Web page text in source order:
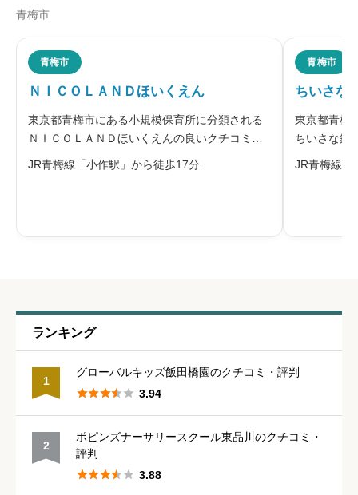
ニックネーム
※本名や誤解される名前の使用はご遠慮ください。
星の数をお選びください 
星の数をお選びください
青梅市
青梅市
ＮＩＣＯＬＡＮＤほいくえん
東京都青梅市にある小規模保育所に分類される
ＮＩＣＯＬＡＮＤほいくえんの良いクチコミ・
悪いクチコミを合わせて評判をご紹介します。
運営する株式会社モアスマイルプロジェクトは
JR青梅線「小作駅」から徒歩17分
青梅市
ちいさな
東京都青梅
ちいさな鈴
わせて評
体とした
JR青梅線「
ランキング
1
グローバルキッズ飯田橋園のクチコミ・評判
 3.94
2
ポピンズナーサリースクール東品川のクチコミ・
評判
 3.88